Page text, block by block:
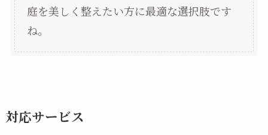
庭を美しく整えたい方に最適な選択肢です
ね。
対応サービス